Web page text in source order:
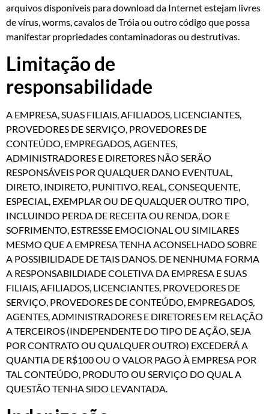
arquivos disponíveis para download da Internet estejam livres
de vírus, worms, cavalos de Tróia ou outro código que possa
manifestar propriedades contaminadoras ou destrutivas.
Limitação de
responsabilidade
A EMPRESA, SUAS FILIAIS, AFILIADOS, LICENCIANTES,
PROVEDORES DE SERVIÇO, PROVEDORES DE
CONTEÚDO, EMPREGADOS, AGENTES,
ADMINISTRADORES E DIRETORES NÃO SERÃO
RESPONSÁVEIS POR QUALQUER DANO EVENTUAL,
DIRETO, INDIRETO, PUNITIVO, REAL, CONSEQUENTE,
ESPECIAL, EXEMPLAR OU DE QUALQUER OUTRO TIPO,
INCLUINDO PERDA DE RECEITA OU RENDA, DOR E
SOFRIMENTO, ESTRESSE EMOCIONAL OU SIMILARES
MESMO QUE A EMPRESA TENHA ACONSELHADO SOBRE
A POSSIBILIDADE DE TAIS DANOS. DE NENHUMA FORMA
A RESPONSABILDIADE COLETIVA DA EMPRESA E SUAS
FILIAIS, AFILIADOS, LICENCIANTES, PROVEDORES DE
SERVIÇO, PROVEDORES DE CONTEÚDO, EMPREGADOS,
AGENTES, ADMINISTRADORES E DIRETORES EM RELAÇÃO
A TERCEIROS (INDEPENDENTE DO TIPO DE AÇÃO, SEJA
POR CONTRATO OU QUALQUER OUTRO) EXCEDERÁ A
QUANTIA DE R$100 OU O VALOR PAGO À EMPRESA POR
TAL CONTEÚDO, PRODUTO OU SERVIÇO DO QUAL A
QUESTÃO TENHA SIDO LEVANTADA.